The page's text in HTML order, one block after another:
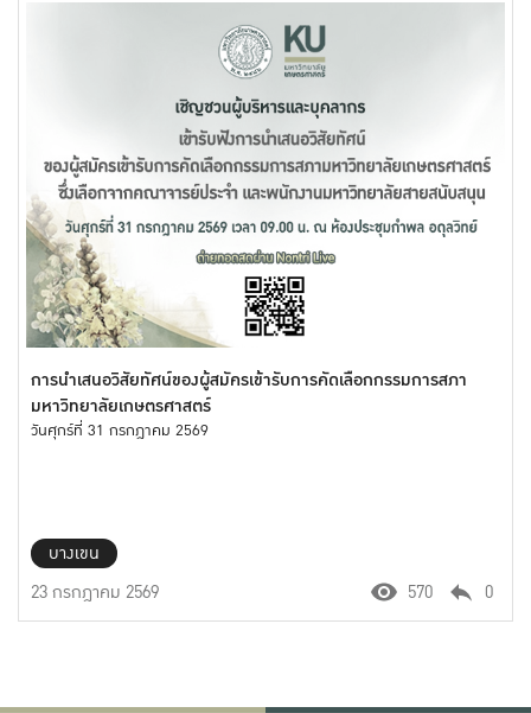
การนำเสนอวิสัยทัศน์ของผู้สมัครเข้ารับการคัดเลือกกรรมการสภา
มหาวิทยาลัยเกษตรศาสตร์
วันศุกร์ที่ 31 กรกฎาคม 2569
บางเขน
23 กรกฎาคม 2569
570 0